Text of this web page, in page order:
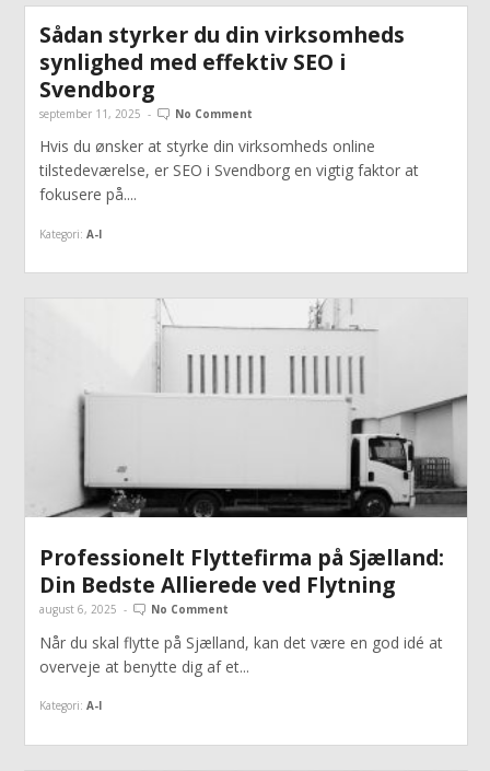
Sådan styrker du din virksomheds
synlighed med effektiv SEO i
Svendborg
september 11, 2025 - No Comment
Hvis du ønsker at styrke din virksomheds online
tilstedeværelse, er SEO i Svendborg en vigtig faktor at
fokusere på....
Kategori: A-I
Professionelt Flyttefirma på Sjælland:
Din Bedste Allierede ved Flytning
august 6, 2025 - No Comment
Når du skal flytte på Sjælland, kan det være en god idé at
overveje at benytte dig af et...
Kategori: A-I